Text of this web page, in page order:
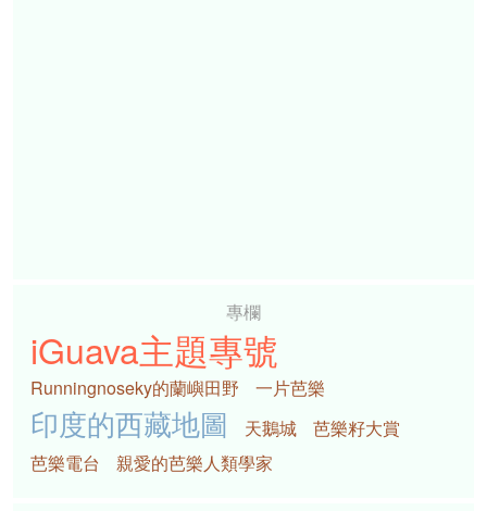
專欄
iGuava主題專號
Runningnoseky的蘭嶼田野 一片芭樂
印度的西藏地圖 天鵝城
芭樂籽大賞
芭樂電台
親愛的芭樂人類學家